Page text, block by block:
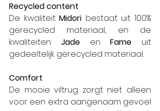
Recycled content
De kwaliteit Midori bestaat uit 100%
gerecycled materiaal, en de
kwaliteiten Jade en Fame uit
gedeeltelijk gerecycled materiaal.
Comfort
De mooie viltrug zorgt niet alleen
voor een extra aangenaam gevoel